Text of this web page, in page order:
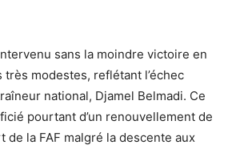
sans la moindre victoire en
modestes, reflétant l’échec
national, Djamel Belmadi. Ce
pourtant d’un renouvellement de
de la FAF malgré la descente aux